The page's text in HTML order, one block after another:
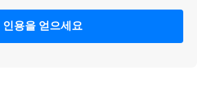
인용을 얻으세요